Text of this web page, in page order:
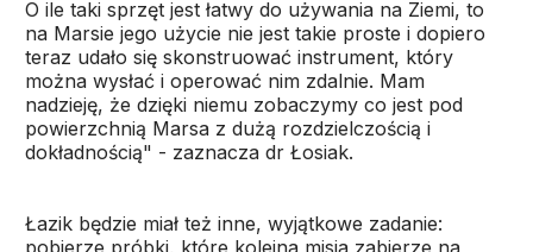
O ile taki sprzęt jest łatwy do używania na Ziemi, to
na Marsie jego użycie nie jest takie proste i dopiero
teraz udało się skonstruować instrument, który
można wysłać i operować nim zdalnie. Mam
nadzieję, że dzięki niemu zobaczymy co jest pod
powierzchnią Marsa z dużą rozdzielczością i
dokładnością" - zaznacza dr Łosiak.
Łazik będzie miał też inne, wyjątkowe zadanie: